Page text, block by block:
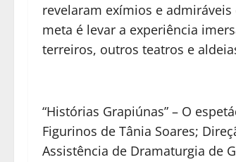
revelaram exímios e
meta é levar a experiência
terreiros, outros teatros e
“Histórias Grapiúnas” – O
Figurinos de Tânia Soares;
Assistência de Dramaturgia de